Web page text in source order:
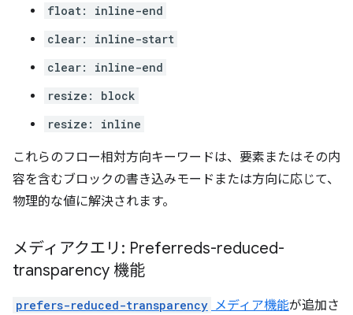
float: inline-end
clear: inline-start
clear: inline-end
resize: block
resize: inline
これらのフロー相対方向キーワードは、要素またはその内
容を含むブロックの書き込みモードまたは方向に応じて、
物理的な値に解決されます。
メディアクエリ: Preferreds-reduced-
transparency 機能
prefers-reduced-transparency メディア機能が追加さ